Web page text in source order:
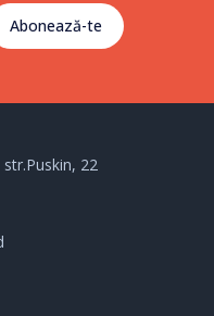
Abonează-te
22